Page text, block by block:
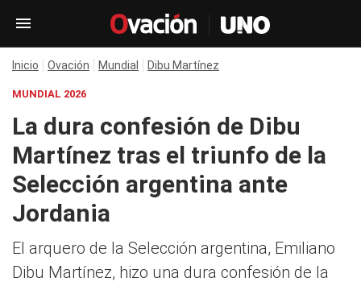
Inicio Ovación Mundial Dibu Martínez
MUNDIAL 2026
La dura confesión de Dibu
Martínez tras el triunfo de la
Selección argentina ante
Jordania
El arquero de la Selección argentina, Emiliano
Dibu Martínez, hizo una dura confesión de la